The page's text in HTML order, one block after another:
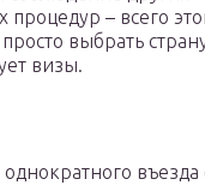
процедур – всего
выбрать
визы.